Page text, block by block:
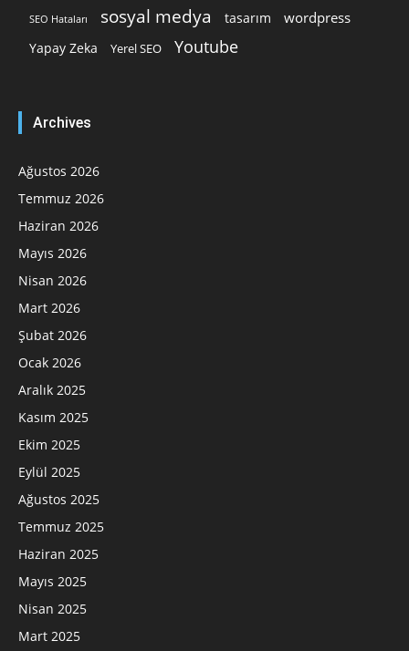
SEO Hataları sosyal medya tasarım wordpress
Yapay Zeka Yerel SEO Youtube
Archives
Ağustos 2026
Temmuz 2026
Haziran 2026
Mayıs 2026
Nisan 2026
Mart 2026
Şubat 2026
Ocak 2026
Aralık 2025
Kasım 2025
Ekim 2025
Eylül 2025
Ağustos 2025
Temmuz 2025
Haziran 2025
Mayıs 2025
Nisan 2025
Mart 2025